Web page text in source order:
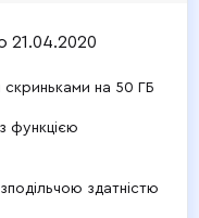
21.04.2020
на 50 ГБ
функцією
здатністю